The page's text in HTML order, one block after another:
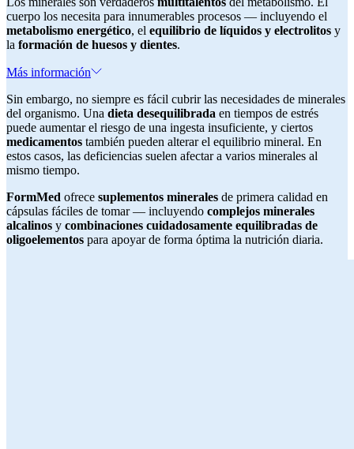
cuerpo los necesita para innumerables procesos — incluyendo el
metabolismo energético, el equilibrio de líquidos y electrolitos y
la formación de huesos y dientes.
Más información
Sin embargo, no siempre es fácil cubrir las necesidades de minerales
del organismo. Una dieta desequilibrada en tiempos de estrés
puede aumentar el riesgo de una ingesta insuficiente, y ciertos
medicamentos también pueden alterar el equilibrio mineral. En
estos casos, las deficiencias suelen afectar a varios minerales al
mismo tiempo.
FormMed ofrece suplementos minerales de primera calidad en
cápsulas fáciles de tomar — incluyendo complejos minerales
alcalinos y combinaciones cuidadosamente equilibradas de
oligoelementos para apoyar de forma óptima la nutrición diaria.